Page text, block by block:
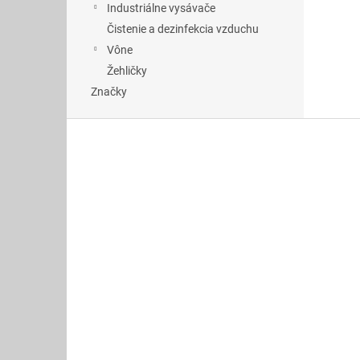
Industriálne vysávače
Čistenie a dezinfekcia vzduchu
Vône
Žehličky
Značky